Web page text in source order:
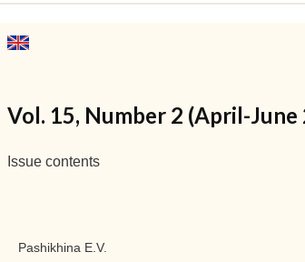
Vol. 15, Number 2 (April-June
Issue contents
Pashikhina E.V.